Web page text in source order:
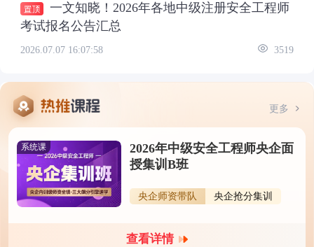
一文知晓！2026年各地中级注册安全工程师
考试报名公告汇总
2026.07.07 16:07:58 3519
更多
系统课
2026年中级安全工程师央企面
授集训B班
央企师资带队 央企抢分集训
查看详情